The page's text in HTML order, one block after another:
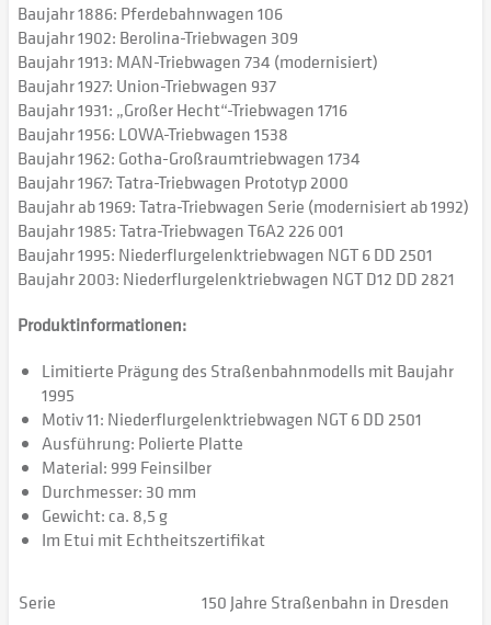
Baujahr 1886: Pferdebahnwagen 106
Baujahr 1902: Berolina-Triebwagen 309
Baujahr 1913: MAN-Triebwagen 734 (modernisiert)
Baujahr 1927: Union-Triebwagen 937
Baujahr 1931: „Großer Hecht“-Triebwagen 1716
Baujahr 1956: LOWA-Triebwagen 1538
Baujahr 1962: Gotha-Großraumtriebwagen 1734
Baujahr 1967: Tatra-Triebwagen Prototyp 2000
Baujahr ab 1969: Tatra-Triebwagen Serie (modernisiert ab 1992)
Baujahr 1985: Tatra-Triebwagen T6A2 226 001
Baujahr 1995: Niederflurgelenktriebwagen NGT 6 DD 2501
Baujahr 2003: Niederflurgelenktriebwagen NGT D12 DD 2821
Produktinformationen:
Limitierte Prägung des Straßenbahnmodells mit Baujahr
1995
Motiv 11: Niederflurgelenktriebwagen NGT 6 DD 2501
Ausführung: Polierte Platte
Material: 999 Feinsilber
Durchmesser: 30 mm
Gewicht: ca. 8,5 g
Im Etui mit Echtheitszertifikat
Serie 150 Jahre Straßenbahn in Dresden